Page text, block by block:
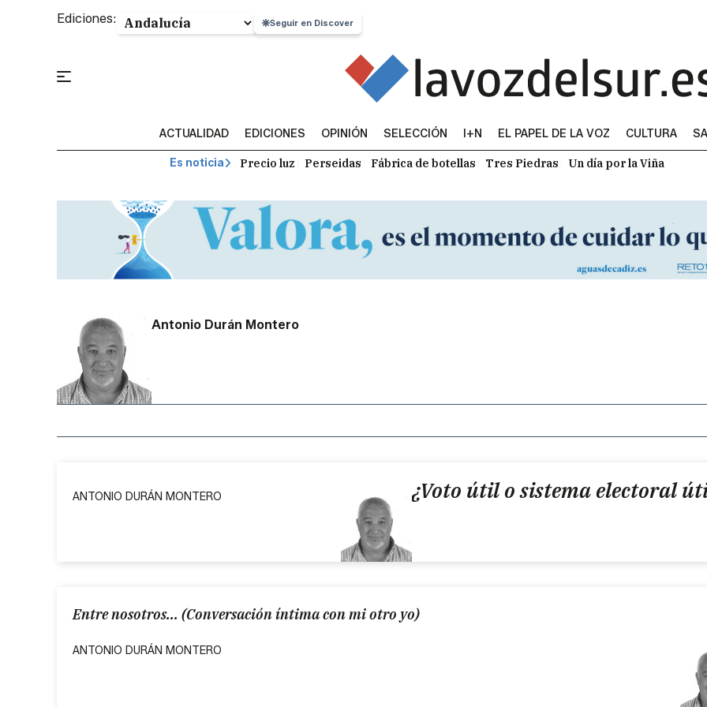
Ediciones: Seguir en Discover
ACTUALIDAD EDICIONES OPINIÓN SELECCIÓN I+N EL PAPEL DE LA VOZ CULTURA
Es noticia Precio luz Perseidas Fábrica de botellas Tres Piedras Un día por la Viña
Antonio Durán Montero
¿Voto útil o sistema electoral
ANTONIO DURÁN MONTERO
Entre nosotros... (Conversación íntima con mi otro yo)
ANTONIO DURÁN MONTERO